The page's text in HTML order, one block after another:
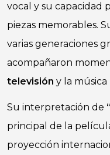
vocal y su capacidad
piezas memorables.
varias generaciones
acompañaron
televisión y la
Su interpretación de
principal de la
proyección